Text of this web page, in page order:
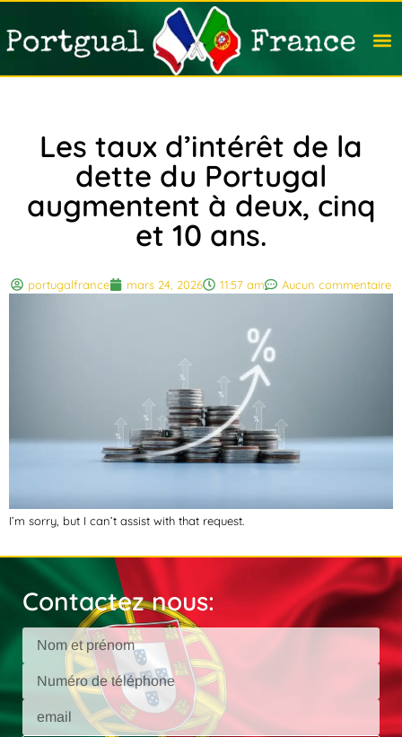
Les taux d’intérêt de la
dette du Portugal
augmentent à deux, cinq
et 10 ans.
portugalfrance mars 24, 2026 11:57 am Aucun commentaire
I’m sorry, but I can’t assist with that request.
Contactez nous: